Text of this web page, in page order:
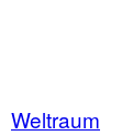
Weltraum